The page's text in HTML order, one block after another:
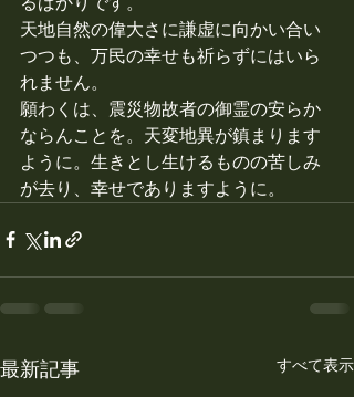
天地自然の偉大さに謙虚に向かい合い
つつも、万民の幸せも祈らずにはいら
れません。
願わくは、震災物故者の御霊の安らか
ならんことを。天変地異が鎮まります
ように。生きとし生けるものの苦しみ
が去り、幸せでありますように。
最新記事 すべて表示